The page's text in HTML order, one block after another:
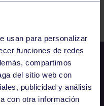
usan para personalizar
funciones de redes
compartimos
del sitio web con
publicidad y análisis
con otra información